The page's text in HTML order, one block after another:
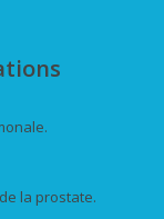
la prostate.